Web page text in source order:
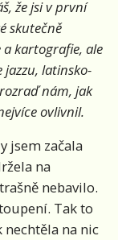
že jsi v první
skutečně
a kartografie, ale
jazzu, latinsko-
nám, jak
ovlivnil.
jsem začala
na
nebavilo.
Tak to
na nic